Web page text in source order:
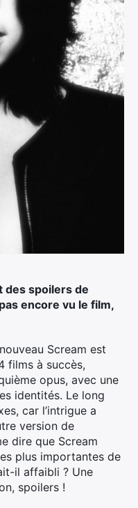
des spoilers de
encore vu le film,
Scream est
films à succès,
opus, avec une
identités. Le long
car l’intrigue a
version de
dire que Scream
plus importantes de
il affaibli ? Une
spoilers !